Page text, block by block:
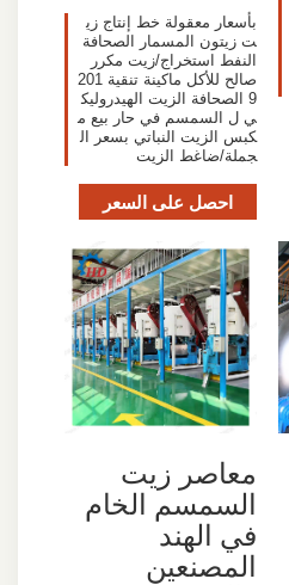
بأسعار معقولة خط إنتاج زي
ت زيتون المسمار الصحافة
النفط استخراج/زيت مكرر
صالح للأكل ماكينة تنقية 201
9 الصحافة الزيت الهيدروليك
ي ل السمسم في حار بيع م
كبس الزيت النباتي بسعر ال
جملة/ضاغط الزيت
احصل على السعر
معاصر زيت
السمسم الخام
في الهند
المصنعين